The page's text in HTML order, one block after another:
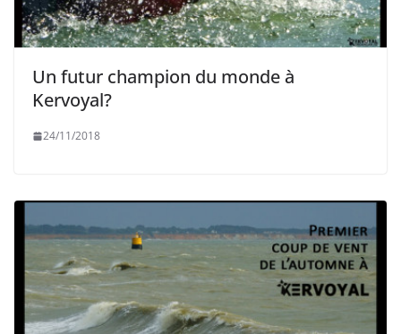
Un futur champion du monde à
Kervoyal?
24/11/2018